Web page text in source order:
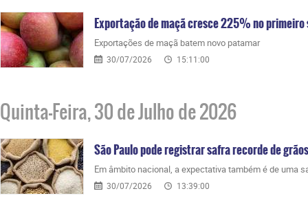
Exportação de maçã cresce 225% no
Exportações de maçã batem novo patamar
30/07/2026 15:11:00
Quinta-Feira, 30 de Julho de 2026
São Paulo pode registrar safra recorde de grãos
Em âmbito nacional, a expectativa também é de uma
30/07/2026 13:39:00